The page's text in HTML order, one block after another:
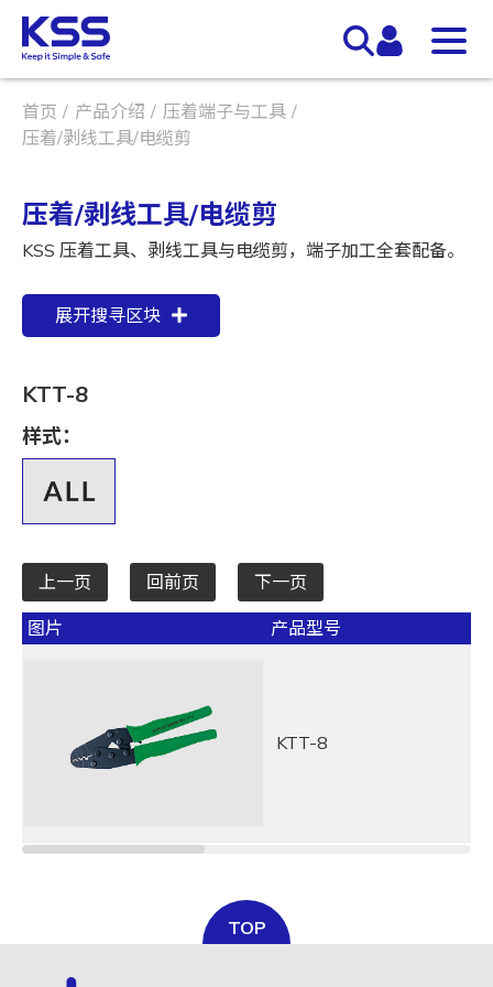
首页 产品介绍
压着端子与工具
压着/剥线工具/电缆剪
压着/剥线工具/电缆剪
KSS 压着工具、剥线工具与电缆剪，端子加工全套配备。
展开搜寻区块
KTT-8
样式：
上一页 回前页 下一页
图片 产品型号
KTT-8
TOP